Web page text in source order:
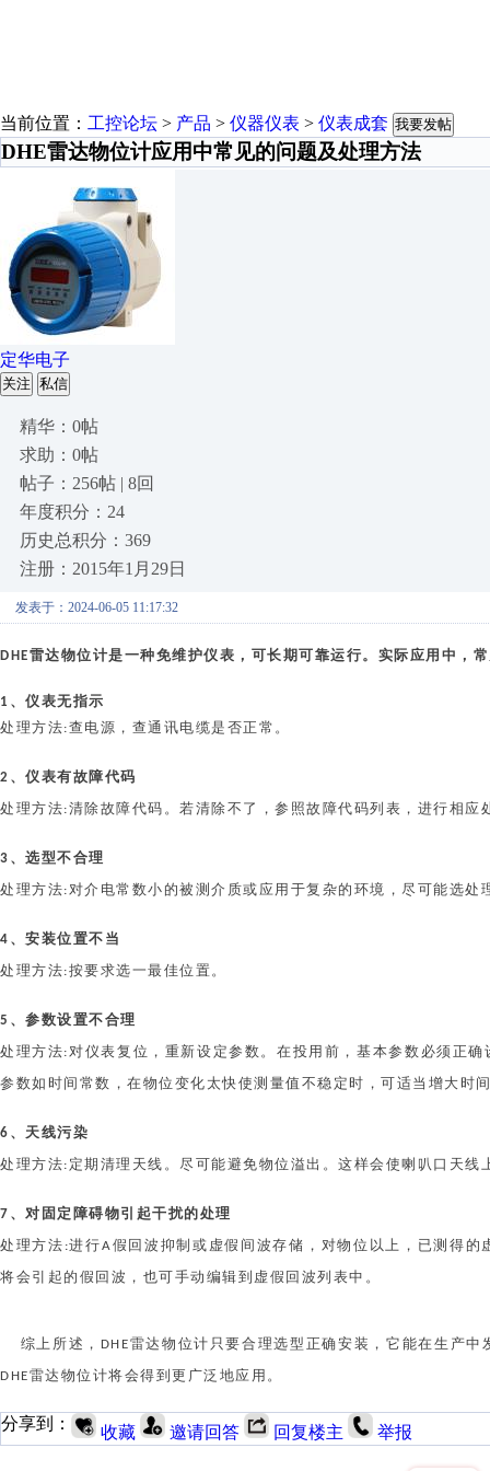
当前位置： 工控论坛 > 产品 > 仪器仪表 > 仪表成套 我要发帖
DHE雷达物位计应用中常见的问题及处理方法
定华电子
关注 私信
精华：0帖
求助：0帖
帖子：256帖 | 8回
年度积分：24
历史总积分：369
注册：2015年1月29日
发表于：2024-06-05 11:17:32
DHE雷达物位计是一种免维护仪表，可长期可靠运行。实际应用中，
1 、仪表无指示
处理方法:查电源，查通讯电缆是否正常。
2 、仪表有故障代码
处理方法:清除故障代码。若清除不了，参照故障代码列表，进行相应
3 、选型不合理
处理方法:对介电常数小的被测介质或应用于复杂的环境，尽可能选
4 、安装位置不当
处理方法:按要求选一最佳位置。
5 、参数设置不合理
处理方法:对仪表复位，重新设定参数。在投用前，基本参数必须正确
参数如时间常数，在物位变化太快使测量值不稳定时，可适当增大时
6 、天线污染
处理方法: 定期清理天线。尽可能避免物位溢出。这样会使喇叭口天线
7 、对固定障碍物引起干扰的处理
处理方法 :进行A假回波抑制或虚假间波存储，对物位以上，已测得的
将会引起的假回波，也可手动编辑到虚假回波列表中。
综上所述， DHE雷达 物位计 只要合理选型正确安装，它能在生产中
DHE雷达 物位计将会得到更广泛地应用。
分享到： 收藏 邀请回答 回复楼主 举报